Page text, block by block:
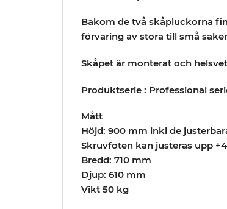
Bakom de två skåpluckorna
förvaring av stora till små
Skåpet är monterat och
Produktserie : Professional
Mått
Höjd: 900 mm inkl de
Skruvfoten kan justeras upp
Bredd: 710 mm
Djup: 610 mm
Vikt 50 kg